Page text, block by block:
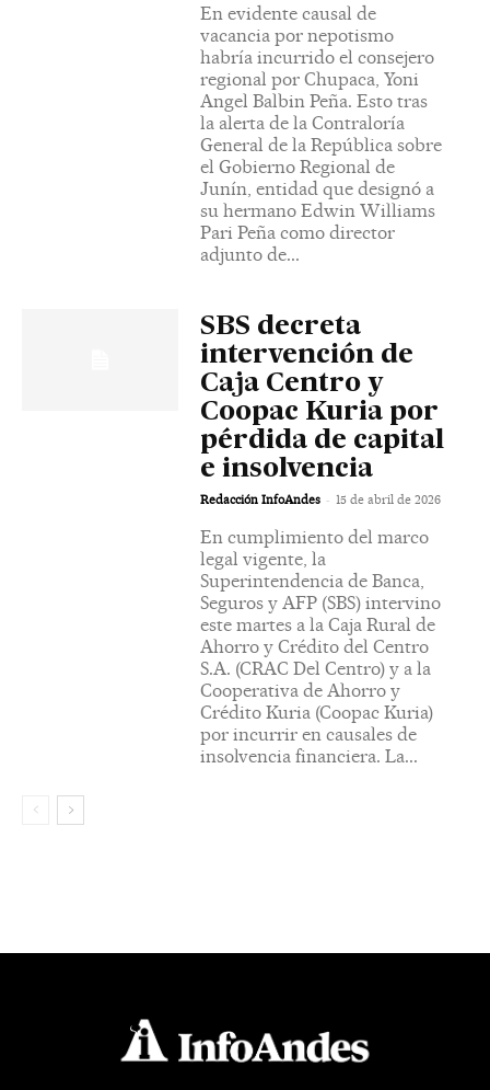
En evidente causal de
vacancia por nepotismo
habría incurrido el consejero
regional por Chupaca, Yoni
Angel Balbin Peña. Esto tras
la alerta de la Contraloría
General de la República sobre
el Gobierno Regional de
Junín, entidad que designó a
su hermano Edwin Williams
Pari Peña como director
adjunto de...
SBS decreta
intervención de
Caja Centro y
Coopac Kuria por
pérdida de capital
e insolvencia
Redacción InfoAndes - 15 de abril de 2026
En cumplimiento del marco
legal vigente, la
Superintendencia de Banca,
Seguros y AFP (SBS) intervino
este martes a la Caja Rural de
Ahorro y Crédito del Centro
S.A. (CRAC Del Centro) y a la
Cooperativa de Ahorro y
Crédito Kuria (Coopac Kuria)
por incurrir en causales de
insolvencia financiera. La...